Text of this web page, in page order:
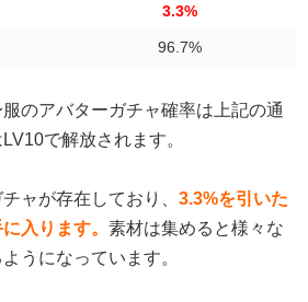
3.3%
96.7%
のアバターガチャ確率は上記の通
で解放されます。
ャが存在しており、 3.3%を引いた
入ります。 素材は集めると様々な
うになっています。